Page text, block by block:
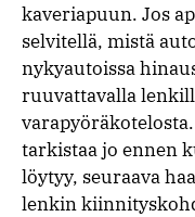
kaveriapuun. Jos
selvitellä, mistä
nykyautoissa
ruuvattavalla
tarkistaa jo ennen
löytyy, seuraava
lenkin